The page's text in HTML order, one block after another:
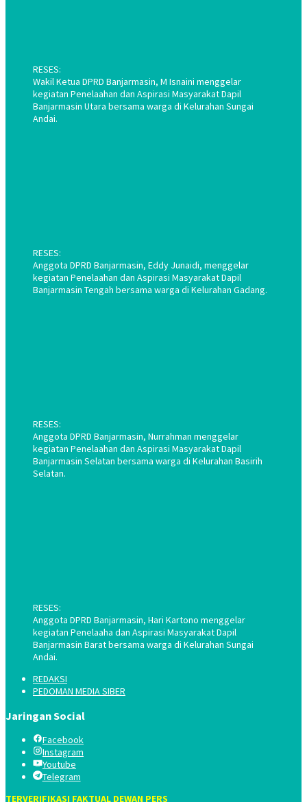
RESES:
Wakil Ketua DPRD Banjarmasin, M Isnaini menggelar
kegiatan Penelaahan dan Aspirasi Masyarakat Dapil
Banjarmasin Utara bersama warga di Kelurahan Sungai
Andai.
RESES:
Anggota DPRD Banjarmasin, Eddy Junaidi, menggelar
kegiatan Penelaahan dan Aspirasi Masyarakat Dapil
Banjarmasin Tengah bersama warga di Kelurahan Gadang.
RESES:
Anggota DPRD Banjarmasin, Nurrahman menggelar
kegiatan Penelaahan dan Aspirasi Masyarakat Dapil
Banjarmasin Selatan bersama warga di Kelurahan Basirih
Selatan.
RESES:
Anggota DPRD Banjarmasin, Hari Kartono menggelar
kegiatan Penelaaha dan Aspirasi Masyarakat Dapil
Banjarmasin Barat bersama warga di Kelurahan Sungai
Andai.
REDAKSI
PEDOMAN MEDIA SIBER
Jaringan Social
Facebook
Instagram
Youtube
Telegram
TERVERIFIKASI FAKTUAL DEWAN PERS